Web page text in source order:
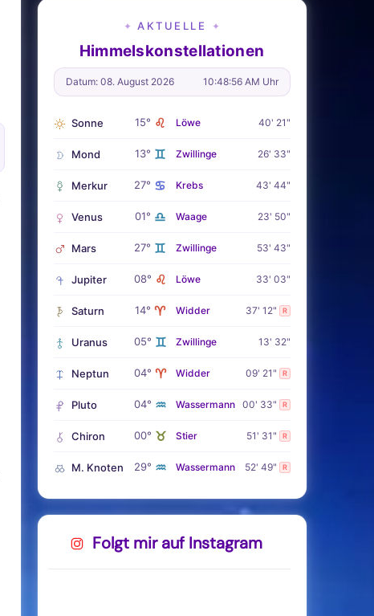
✦ AKTUELLE ✦
Himmelskonstellationen
Datum: 08. August 2026 10:48:57 AM Uhr
Sonne 15° ♌ Löwe 40' 21"
Mond 13° ♊ Zwillinge 26' 33"
Merkur 27° ♋ Krebs 43' 44"
Venus 01° ♎ Waage 23' 50"
Mars 27° ♊ Zwillinge 53' 43"
Jupiter 08° ♌ Löwe 33' 03"
Saturn 14° ♈ Widder 37' 12" R
Uranus 05° ♊ Zwillinge 13' 32"
Neptun 04° ♈ Widder 09' 21" R
Pluto 04° ♒ Wassermann 00' 33" R
Chiron 00° ♉ Stier 51' 31" R
M. Knoten 29° ♒ Wassermann 52' 49" R
Folgt mir auf Instagram